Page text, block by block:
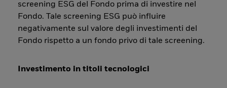
screening ESG del Fondo prima di investire nel
Fondo. Tale screening ESG può influire
negativamente sul valore degli investimenti del
Fondo rispetto a un fondo privo di tale screening.
Investimento in titoli tecnologici